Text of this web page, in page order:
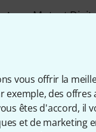
vous offrir la
exemple, des
êtes d'accord, il
et de marketing
Mutant
N'importe quel
contrôlées par
demande